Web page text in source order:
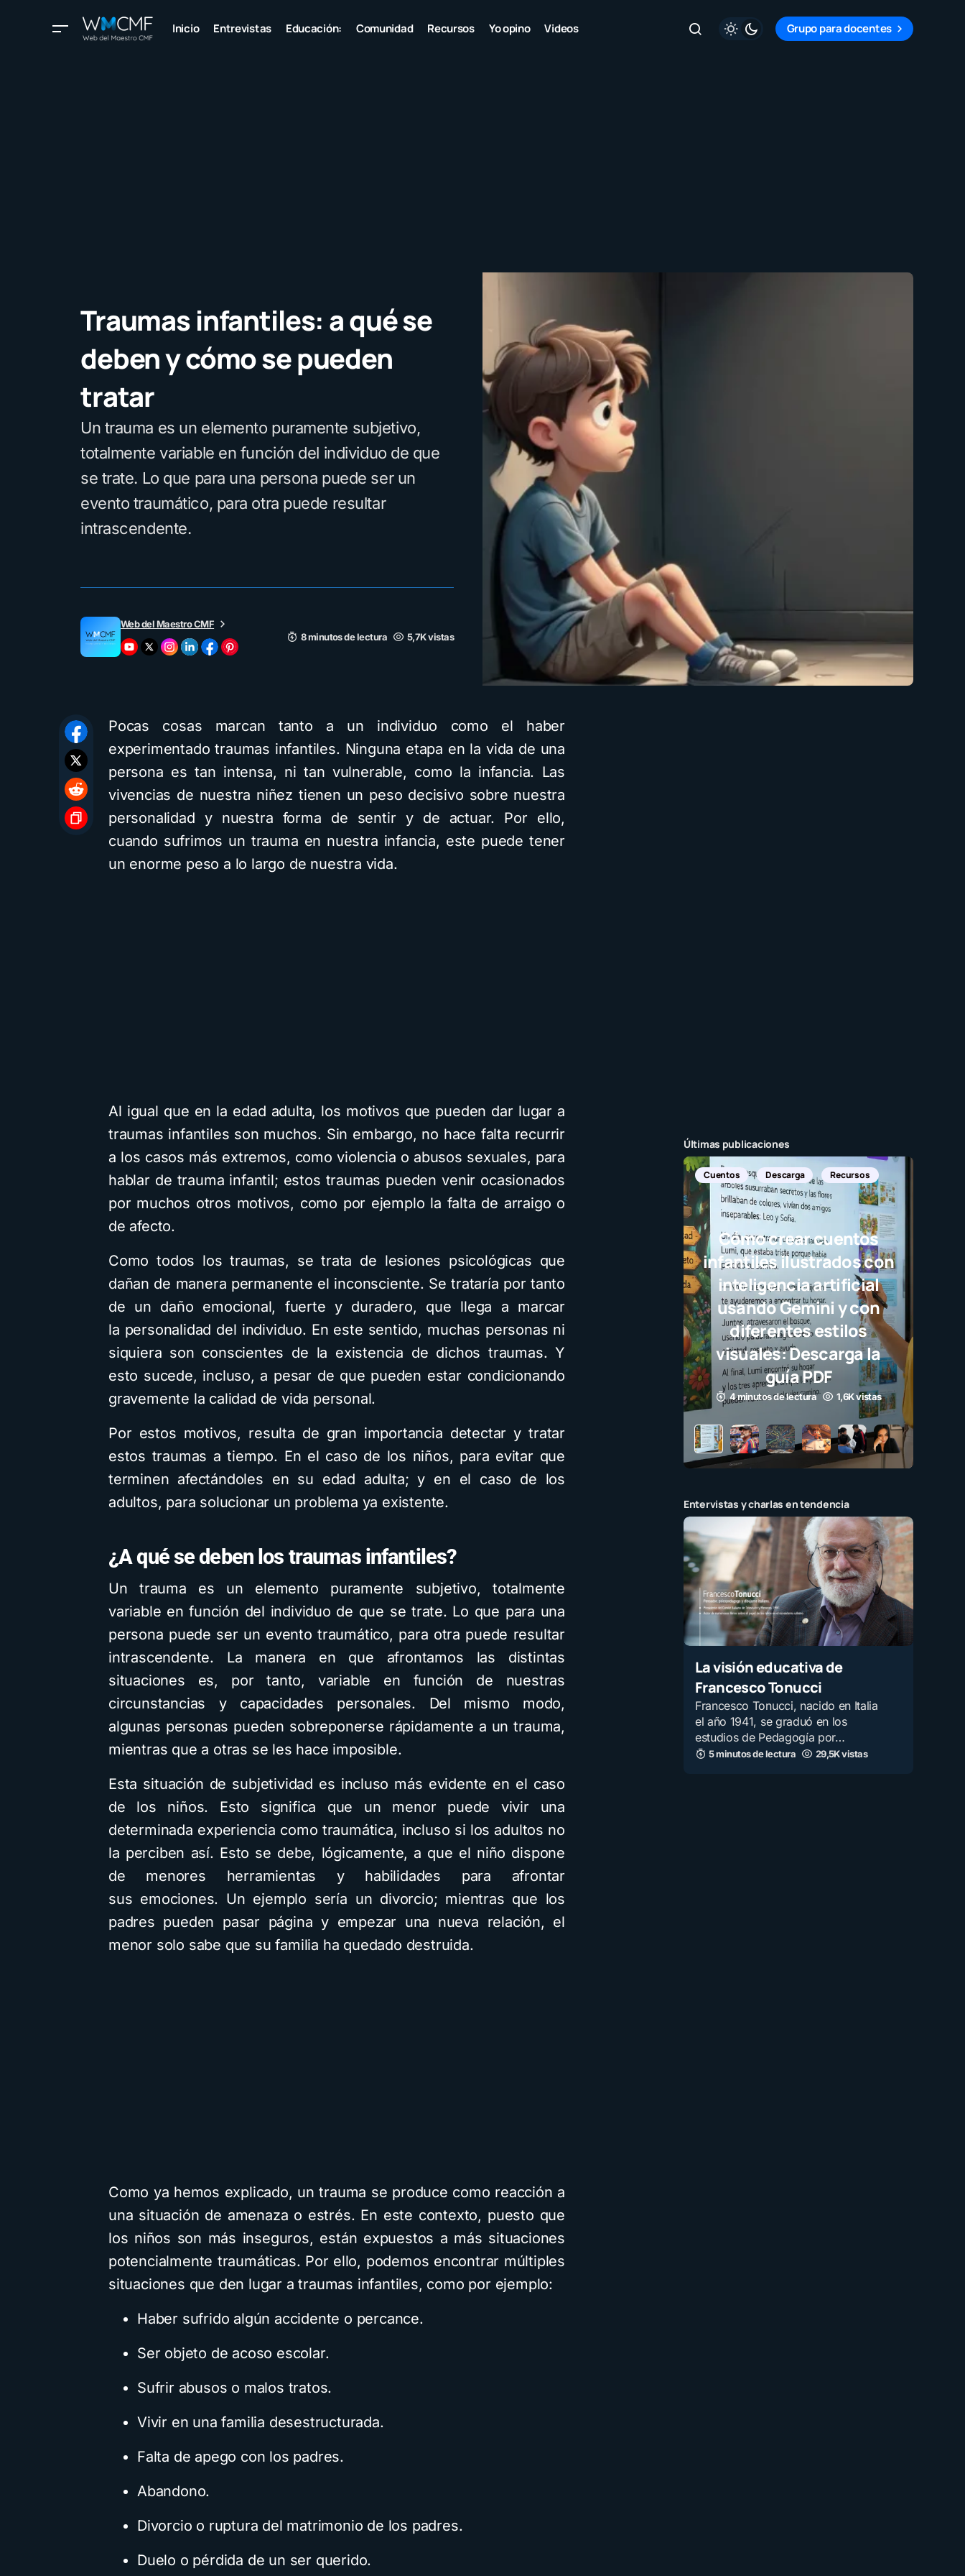
Inicio Entrevistas Educación: Comunidad Recursos Yo opino Videos Grupo para docentes
Traumas infantiles: a qué se
deben y cómo se pueden
tratar
Un trauma es un elemento puramente subjetivo,
totalmente variable en función del individuo de que
se trate. Lo que para una persona puede ser un
evento traumático, para otra puede resultar
intrascendente.
Web del Maestro CMF
8 minutos de lectura
5,7K vistas
Pocas cosas marcan tanto a un individuo como el haber
experimentado traumas infantiles. Ninguna etapa en la vida de una
persona es tan intensa, ni tan vulnerable, como la infancia. Las
vivencias de nuestra niñez tienen un peso decisivo sobre nuestra
personalidad y nuestra forma de sentir y de actuar. Por ello,
cuando sufrimos un trauma en nuestra infancia, este puede tener
un enorme peso a lo largo de nuestra vida.
Al igual que en la edad adulta, los motivos que pueden dar lugar a
traumas infantiles son muchos. Sin embargo, no hace falta recurrir
a los casos más extremos, como violencia o abusos sexuales, para
hablar de trauma infantil; estos traumas pueden venir ocasionados
por muchos otros motivos, como por ejemplo la falta de arraigo o
de afecto.
Como todos los traumas, se trata de lesiones psicológicas que
dañan de manera permanente el inconsciente. Se trataría por tanto
de un daño emocional, fuerte y duradero, que llega a marcar
la personalidad del individuo. En este sentido, muchas personas ni
siquiera son conscientes de la existencia de dichos traumas. Y
esto sucede, incluso, a pesar de que pueden estar condicionando
gravemente la calidad de vida personal.
Por estos motivos, resulta de gran importancia detectar y tratar
estos traumas a tiempo. En el caso de los niños, para evitar que
terminen afectándoles en su edad adulta; y en el caso de los
adultos, para solucionar un problema ya existente.
¿A qué se deben los traumas infantiles?
Un trauma es un elemento puramente subjetivo, totalmente
variable en función del individuo de que se trate. Lo que para una
persona puede ser un evento traumático, para otra puede resultar
intrascendente. La manera en que afrontamos las distintas
situaciones es, por tanto, variable en función de nuestras
circunstancias y capacidades personales. Del mismo modo,
algunas personas pueden sobreponerse rápidamente a un trauma,
mientras que a otras se les hace imposible.
Esta situación de subjetividad es incluso más evidente en el caso
de los niños. Esto significa que un menor puede vivir una
determinada experiencia como traumática, incluso si los adultos no
la perciben así. Esto se debe, lógicamente, a que el niño dispone
de menores herramientas y habilidades para afrontar
sus emociones. Un ejemplo sería un divorcio; mientras que los
padres pueden pasar página y empezar una nueva relación, el
menor solo sabe que su familia ha quedado destruida.
Como ya hemos explicado, un trauma se produce como reacción a
una situación de amenaza o estrés. En este contexto, puesto que
los niños son más inseguros, están expuestos a más situaciones
potencialmente traumáticas. Por ello, podemos encontrar múltiples
situaciones que den lugar a traumas infantiles, como por ejemplo:
Haber sufrido algún accidente o percance.
Ser objeto de acoso escolar.
Sufrir abusos o malos tratos.
Vivir en una familia desestructurada.
Falta de apego con los padres.
Abandono.
Divorcio o ruptura del matrimonio de los padres.
Duelo o pérdida de un ser querido.
Últimas publicaciones
Cuentos Recursos
Cómo crear cuentos
infantiles ilustrados con
inteligencia artificial
usando Gemini y con
diferentes estilos
visuales: Descarga la
1,6K vistas
Entervistas y charlas en tendencia
La visión educativa de
Francesco Tonucci
Francesco Tonucci, nacido en Italia
el año 1941, se graduó en los
estudios de Pedagogía por…
5 minutos de lectura 29,5K vistas